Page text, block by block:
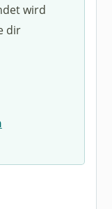
wird
dir